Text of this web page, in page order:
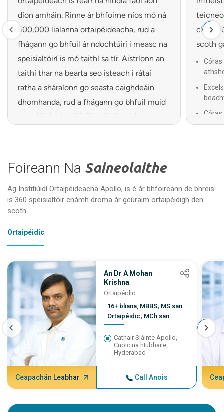
díon amháin. Rinne ár bhfoirne níos mó ná
500,000 lialanna ortaipéideacha, rud a
fhágann go bhfuil ár ndochtúirí i measc na
speisialtóirí is mó taithí sa tír. Aistríonn an
taithí thar na bearta seo isteach i rátaí
ratha a sháraíonn go seasta caighdeáin
dhomhanda, rud a fhágann go bhfuil muid
ar na lámha is sábháilte do do chúram
gach cás leis an leibhéal céanna cruinnis
agus tiomantais.
scoth
Córas
nós
Foireann Na Saineolaithe
Ag Institiúidí Ortaipéideacha Apollo, is é ár bhfoireann de bhreis
is 360 speisialtóir cnámh droma ár gcúraim ortaipéidigh den
scoth.
Ortaipéidic
An Dr A Mohan
Krishna
Ortaipéidic
16+ bliana, MBBS; MS san
Ortaipéidic; MCh san
Ortaipéidic
Cathair Sláinte Apollo,
Cnoic na hIubhaile,
Hyderabad
Ceapachán Leabhar Call Anois